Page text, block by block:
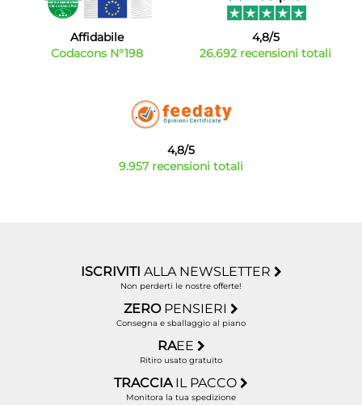
Affidabile
Codacons N°198
4,8/5
26.692 recensioni totali
4,8/5
9.957 recensioni totali
ISCRIVITI ALLA NEWSLETTER
Non perderti le nostre offerte!
ZERO PENSIERI
Consegna e sballaggio al piano
RAEE
Ritiro usato gratuito
TRACCIA IL PACCO
Monitora la tua spedizione